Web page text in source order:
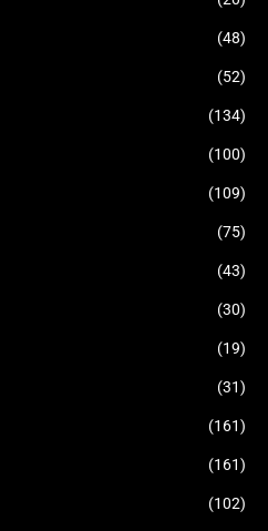
(48)
(52)
(134)
(100)
(109)
(75)
(43)
(30)
(19)
(31)
(161)
(161)
(102)